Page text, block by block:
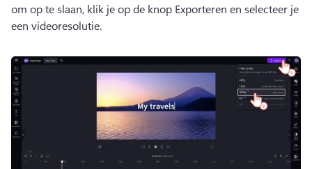
om op te slaan, klik je op de knop Exporteren en selecteer je
een videoresolutie.